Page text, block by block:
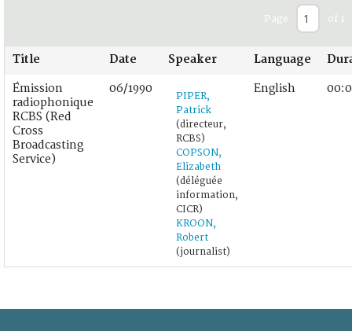
Page of 1
Title Date Speaker Language
Émission
radiophonique
RCBS (Red
Cross
Broadcasting
Service)
06/1990
PIPER,
Patrick
(directeur,
RCBS)
COPSON,
Elizabeth
(déléguée
information,
CICR)
KROON,
Robert
(journalist)
English